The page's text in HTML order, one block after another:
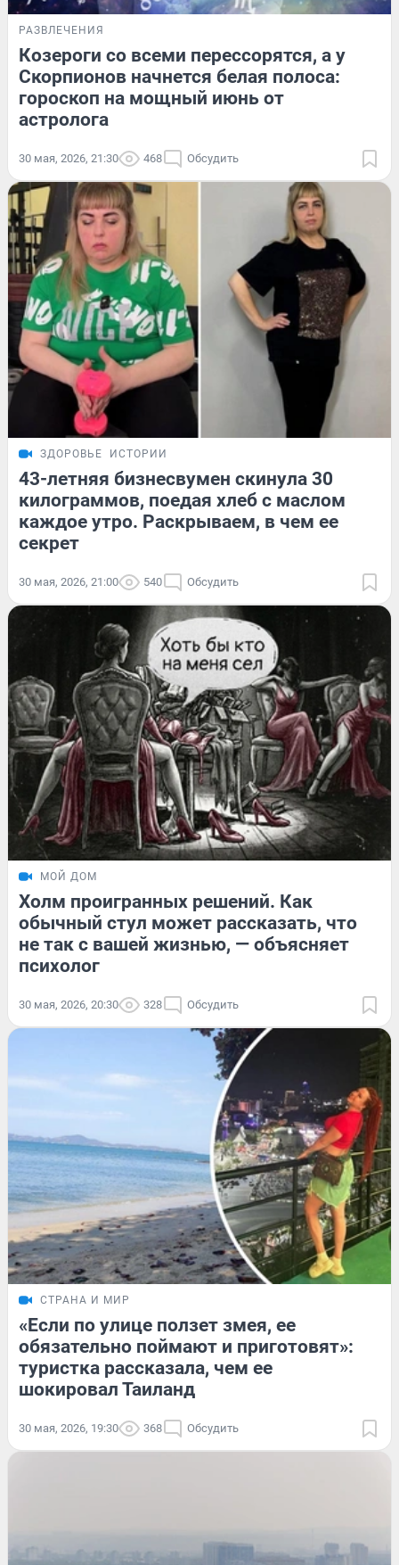
РАЗВЛЕЧЕНИЯ
Козероги со всеми перессорятся, а у
Скорпионов начнется белая полоса:
гороскоп на мощный июнь от
астролога
30 мая, 2026, 21:30 468 Обсудить
ЗДОРОВЬЕ ИСТОРИИ
43-летняя бизнесвумен скинула 30
килограммов, поедая хлеб с маслом
каждое утро. Раскрываем, в чем ее
секрет
30 мая, 2026, 21:00 540 Обсудить
МОЙ ДОМ
Холм проигранных решений. Как
обычный стул может рассказать, что
не так с вашей жизнью, — объясняет
психолог
30 мая, 2026, 20:30 328 Обсудить
СТРАНА И МИР
«Если по улице ползет змея, ее
обязательно поймают и приготовят»:
туристка рассказала, чем ее
шокировал Таиланд
30 мая, 2026, 19:30 368 Обсудить